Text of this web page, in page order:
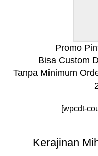
Promo
Bisa Custom
Tanpa Minimum
[wpcdt-
Kerajinan